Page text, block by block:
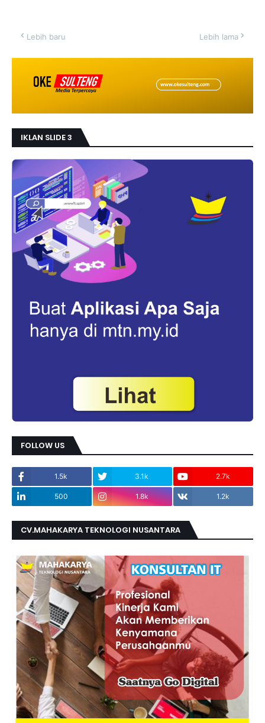
Lebih baru Lebih lama
IKLAN SLIDE 3
FOLLOW US
1.5k 3.1k 2.7k
500 1.8k 1.2k
CV.MAHAKARYA TEKNOLOGI NUSANTARA